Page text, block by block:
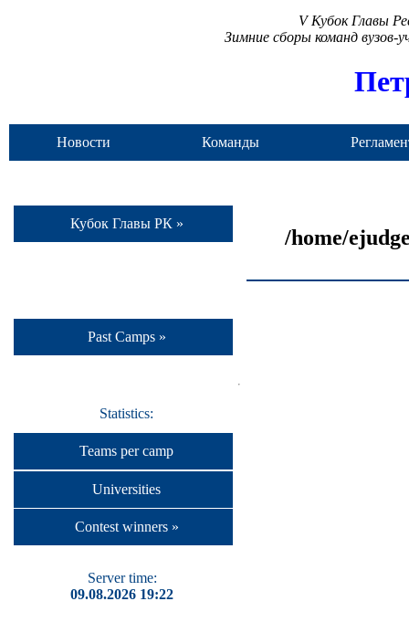
V Кубок Главы
Зимние сборы команд
Новости Команды
Кубок Главы РК »
Past Camps »
Statistics:
Teams per camp
Universities
Contest winners »
Server time:
09.08.2026 19:22
/home/